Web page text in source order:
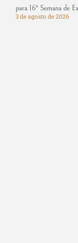
para 16ª Semana de
3 de agosto de 2026